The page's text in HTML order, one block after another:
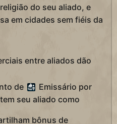
do seu aliado, e
em cidades sem fiéis da
entre aliados dão
de
Emissário por
seu aliado como
bônus de